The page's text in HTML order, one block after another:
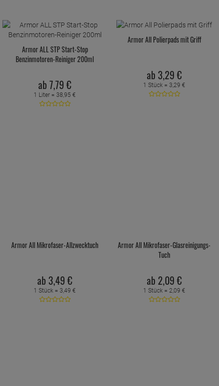
Armor ALL STP Start-Stop
Benzinmotoren-Reiniger 200ml
ab 7,79 €
1 Liter = 38,95 €
Armor All Polierpads mit Griff
ab 3,29 €
1 Stück = 3,29 €
Armor All Mikrofaser-Allzwecktuch
ab 3,49 €
1 Stück = 3,49 €
Armor All Mikrofaser-Glasreinigungs-
Tuch
ab 2,09 €
1 Stück = 2,09 €